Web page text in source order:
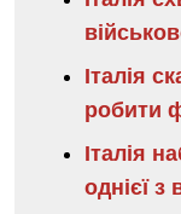
Італія
робити
Італія
однієї з